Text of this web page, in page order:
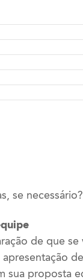
se necessário?
de que se
apresentação
sua proposta